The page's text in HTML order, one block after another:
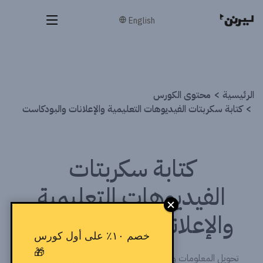
English
الرئيسية
محتوى الكورس
كتابة سكربتات الفيديوهات التعليمية والإعلانات والبودكاست
كتابة سكربتات
الفيديوهات التعليمية
والإعلانات والبودكاست
تحويل المعلومات والأفكار إلى سكربتات واضحة وجذّابة، سواء
خصم ١٠٪ على أول كورس
🎁